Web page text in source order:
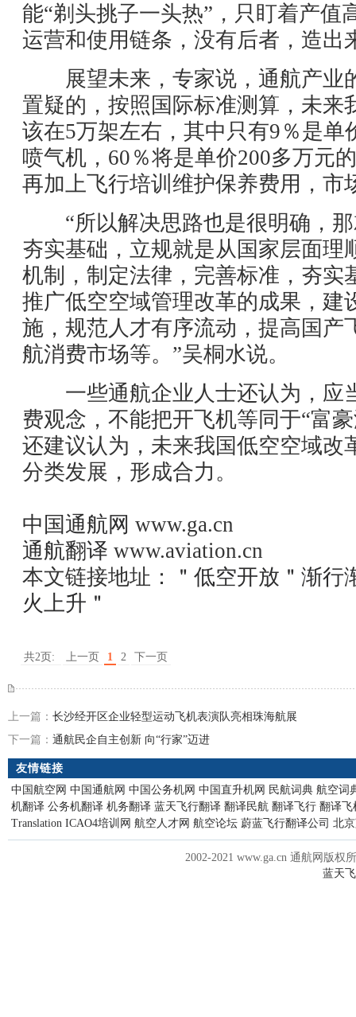
能“剃头挑子一头热”，只盯着产值
运营和使用链条，没有后者，造出
展望未来，专家说，通航产业
置疑的，按照国际标准测算，未来
该在5万架左右，其中只有9％是单
喷气机，60％将是单价200多万元
再加上飞行培训维护保养费用，市
“所以解决思路也是很明确，那
夯实基础，立规就是从国家层面理
机制，制定法律，完善标准，夯实
推广低空空域管理改革的成果，建
施，规范人才有序流动，提高国产
航消费市场等。”吴桐水说。
一些通航企业人士还认为，应
费观念，不能把开飞机等同于“富
还建议认为，未来我国低空空域改
分类发展，形成合力。
中国通航网 www.ga.cn
通航翻译 www.aviation.cn
本文链接地址：
＂低空开放＂渐
火上升＂
共2页: 上一页 1 2 下一页
上一篇： 长沙经开区企业轻型运动飞机表演队亮相珠海航展
下一篇： 通航民企自主创新 向“行家”迈进
友情链接
中国航空网 中国通航网 中国公务机网 中国直升机网 民航词典 航空词
机翻译 公务机翻译 机务翻译 蓝天飞行翻译 翻译民航 翻译飞行 翻译飞
Translation ICAO4培训网 航空人才网 航空论坛 蔚蓝飞行翻译公司 北
2002-2021 www.ga.cn 通航网版权
蓝天